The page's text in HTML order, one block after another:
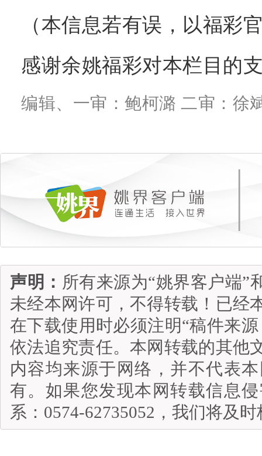
（本信息若有误，以福彩
感谢余姚福彩对本栏目的
编辑、一审：鲍柯潞 二审：徐
声明： 所有来源为“姚界客户端”
未经本网许可，不得转载！已经
在下载使用时必须注明“稿件来
依法追究责任。本网转载的其他
内容均来源于网络，并不代表
有。如果您发现本网转载信息
系：0574-62735052，我们将及